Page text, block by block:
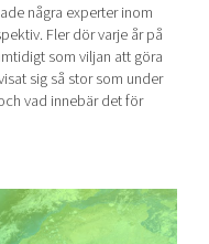
några experter inom
Fler dör varje år på
som viljan att göra
sig så stor som under
vad innebär det för